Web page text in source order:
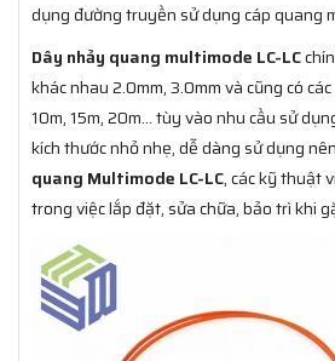
dụng đường truyền sử dụng cáp quang
Dây nhảy quang multimode LC-LC
khác nhau 2.0mm, 3.0mm và cũng có
10m, 15m, 20m... tùy vào nhu cầu sử
kích thước nhỏ nhẹ, dễ dàng sử dụng
quang Multimode LC-LC, các kỹ thuật
trong việc lắp đặt, sửa chữa, bảo trì khi